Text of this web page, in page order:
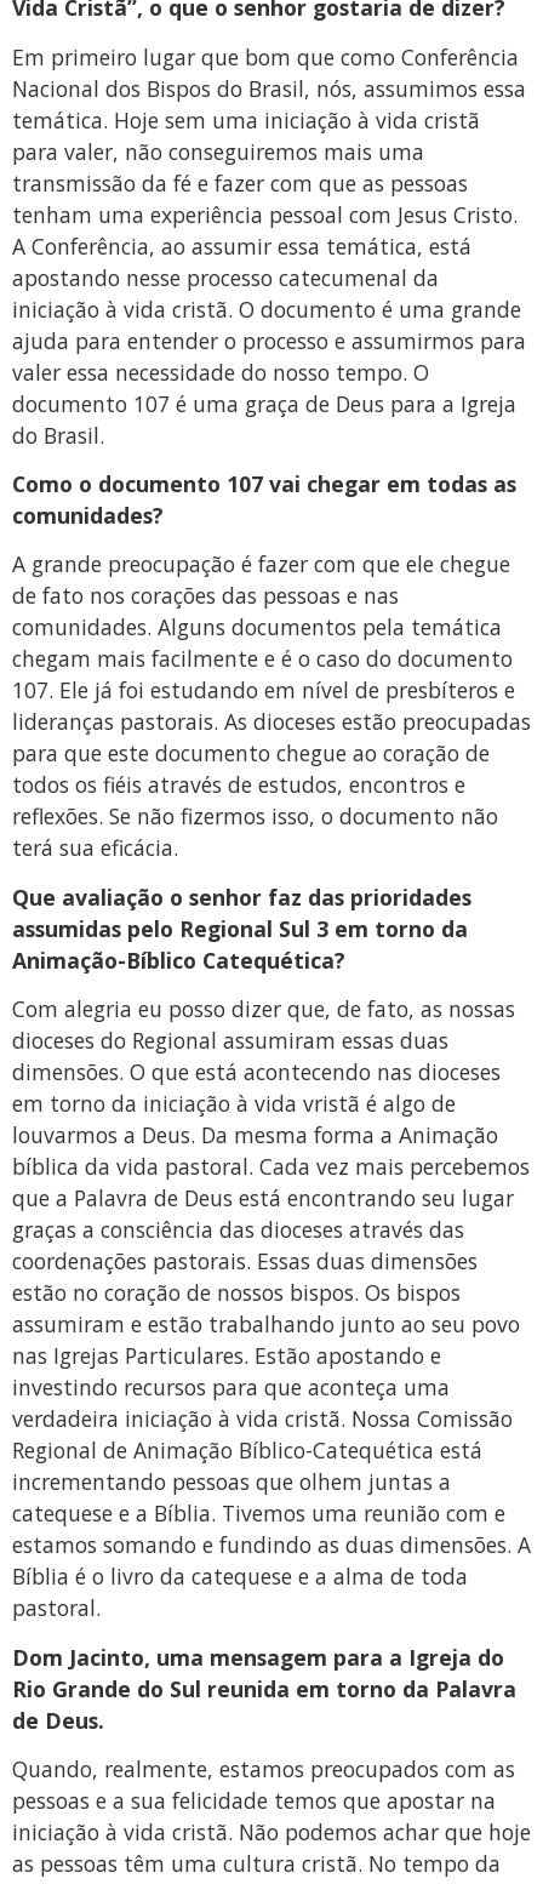
Vida Cristã”, o que o senhor gostaria de dizer?
Em primeiro lugar que bom que como Conferência
Nacional dos Bispos do Brasil, nós, assumimos essa
temática. Hoje sem uma iniciação à vida cristã
para valer, não conseguiremos mais uma
transmissão da fé e fazer com que as pessoas
tenham uma experiência pessoal com Jesus Cristo.
A Conferência, ao assumir essa temática, está
apostando nesse processo catecumenal da
iniciação à vida cristã. O documento é uma grande
ajuda para entender o processo e assumirmos para
valer essa necessidade do nosso tempo. O
documento 107 é uma graça de Deus para a Igreja
do Brasil.
Como o documento 107 vai chegar em todas as
comunidades?
A grande preocupação é fazer com que ele chegue
de fato nos corações das pessoas e nas
comunidades. Alguns documentos pela temática
chegam mais facilmente e é o caso do documento
107. Ele já foi estudando em nível de presbíteros e
lideranças pastorais. As dioceses estão preocupadas
para que este documento chegue ao coração de
todos os fiéis através de estudos, encontros e
reflexões. Se não fizermos isso, o documento não
terá sua eficácia.
Que avaliação o senhor faz das prioridades
assumidas pelo Regional Sul 3 em torno da
Animação-Bíblico Catequética?
Com alegria eu posso dizer que, de fato, as nossas
dioceses do Regional assumiram essas duas
dimensões. O que está acontecendo nas dioceses
em torno da iniciação à vida vristã é algo de
louvarmos a Deus. Da mesma forma a Animação
bíblica da vida pastoral. Cada vez mais percebemos
que a Palavra de Deus está encontrando seu lugar
graças a consciência das dioceses através das
coordenações pastorais. Essas duas dimensões
estão no coração de nossos bispos. Os bispos
assumiram e estão trabalhando junto ao seu povo
nas Igrejas Particulares. Estão apostando e
investindo recursos para que aconteça uma
verdadeira iniciação à vida cristã. Nossa Comissão
Regional de Animação Bíblico-Catequética está
incrementando pessoas que olhem juntas a
catequese e a Bíblia. Tivemos uma reunião com e
estamos somando e fundindo as duas dimensões. A
Bíblia é o livro da catequese e a alma de toda
pastoral.
Dom Jacinto, uma mensagem para a Igreja do
Rio Grande do Sul reunida em torno da Palavra
de Deus.
Quando, realmente, estamos preocupados com as
pessoas e a sua felicidade temos que apostar na
iniciação à vida cristã. Não podemos achar que hoje
as pessoas têm uma cultura cristã. No tempo da